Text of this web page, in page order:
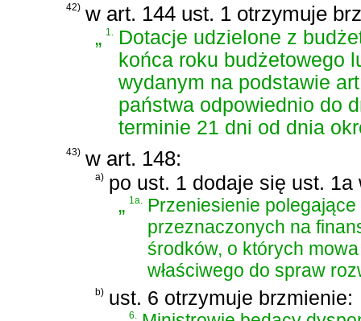
42) w art. 144 ust. 1 otrzymuje
„1.
Dotacje udzielone z
końca roku budżetowego
wydanym na podstawie
państwa odpowiednio do
terminie 21 dni od dnia
43) w art. 148:
a) po ust. 1 dodaje się ust. 1a
„1a. Przeniesienie
przeznaczonych na
środków, o których
właściwego do spraw
b) ust. 6 otrzymuje brzmienie:
6.